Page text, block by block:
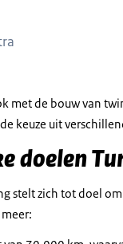
met de bouw van
keuze uit
doelen
stelt zich tot doel